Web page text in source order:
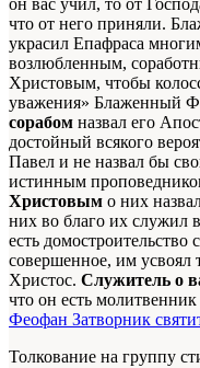
он вас учил, то от
что от него приняли.
украсил Епафраса
возлюбленным,
Христовым, чтобы
уважения» Блаженный
сорабом назвал его
достойный всякого
Павел и не назвал бы
истинным
Христовым о них
них во благо их служил
есть
совершенное, им усвоял
Христос. Служитель о
что он есть
Феофан Затворник
Толкование на группу